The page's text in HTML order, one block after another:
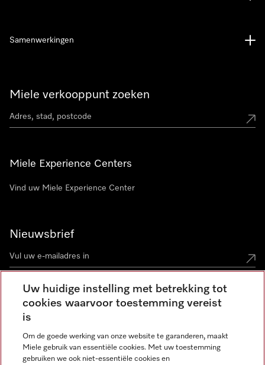
Miele verkooppunt zoeken
Miele Experience Centers
Vind uw Miele Experience Center
Nieuwsbrief
Contact contact@miele-support.be
Taal
Samenwerkingen
Uw huidige instelling met betrekking tot
cookies waarvoor toestemming vereist
is
Om de goede werking van onze website te garanderen, maakt
Miele gebruik van essentiële cookies. Met uw toestemming
gebruiken we ook niet-essentiële cookies en